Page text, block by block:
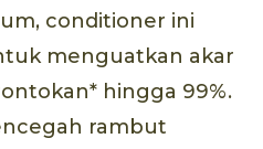
conditioner ini
menguatkan akar
hingga 99%.
rambut